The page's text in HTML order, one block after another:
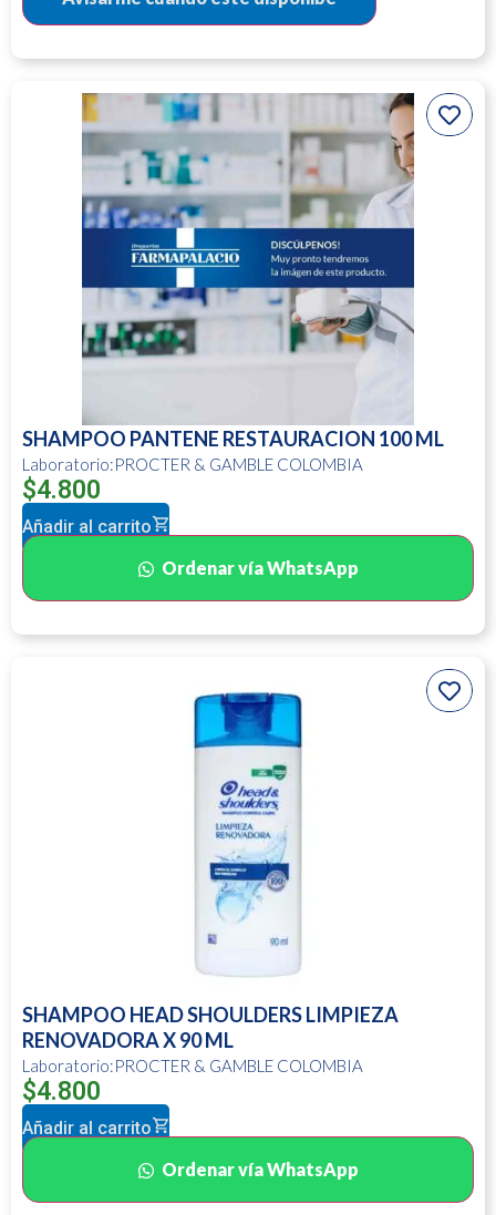
SHAMPOO PANTENE RESTAURACION 100 ML
Laboratorio:PROCTER & GAMBLE COLOMBIA
$4.800
Añadir al carrito
Ordenar vía WhatsApp
SHAMPOO HEAD SHOULDERS LIMPIEZA
RENOVADORA X 90 ML
Laboratorio:PROCTER & GAMBLE COLOMBIA
$4.800
Añadir al carrito
Ordenar vía WhatsApp